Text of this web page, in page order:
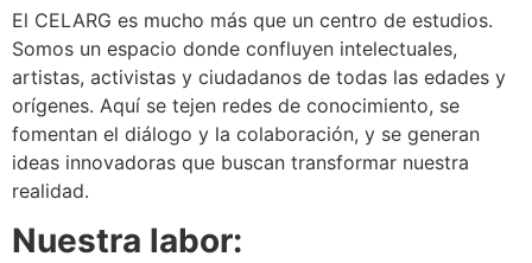
El CELARG es mucho más que un centro de estudios.
Somos un espacio donde confluyen intelectuales,
artistas, activistas y ciudadanos de todas las edades y
orígenes. Aquí se tejen redes de conocimiento, se
fomentan el diálogo y la colaboración, y se generan
ideas innovadoras que buscan transformar nuestra
realidad.
Nuestra labor: